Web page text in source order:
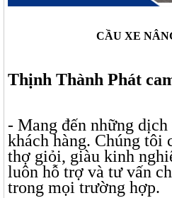
CẦU XE
Thịnh Thành Phát
- Mang đến những
khách hàng. Chúng tôi
thợ giỏi, giàu kinh
luôn hỗ trợ và tư vấn
trong mọi trường hợp.